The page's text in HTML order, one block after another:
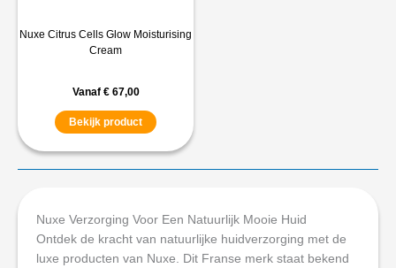
Nuxe Citrus Cells Glow Moisturising
Cream
Vanaf €67,00
Bekijk product
Nuxe Verzorging Voor Een Natuurlijk Mooie Huid
Ontdek de kracht van natuurlijke huidverzorging met de
luxe producten van Nuxe. Dit Franse merk staat bekend